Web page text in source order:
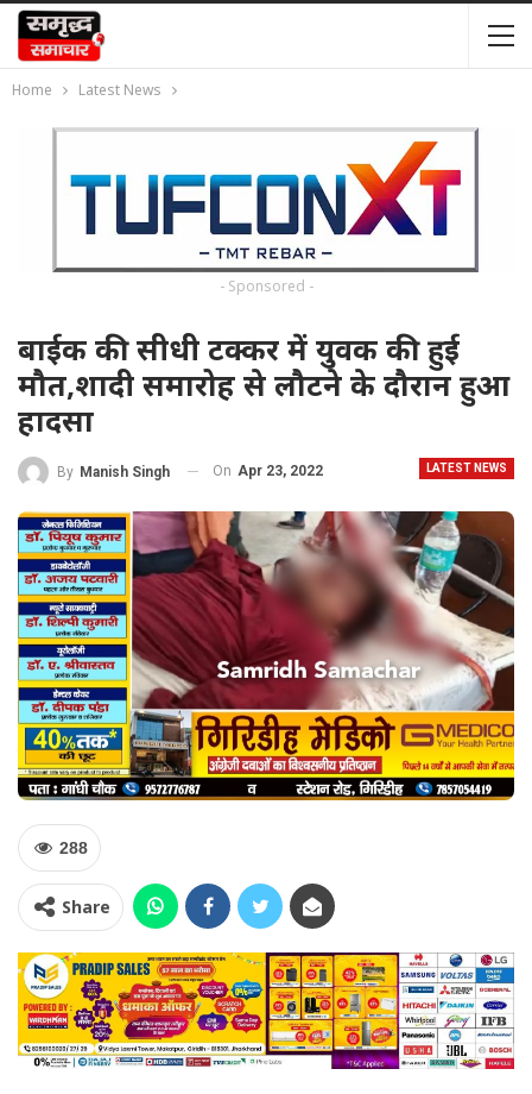
Home Latest News
- Sponsored -
बाईक की सीधी टक्कर में युवक की हुई
मौत,शादी समारोह से लौटने के दौरान हुआ
हादसा
LATEST NEWS
By Manish Singh On Apr 23, 2022
288
Share